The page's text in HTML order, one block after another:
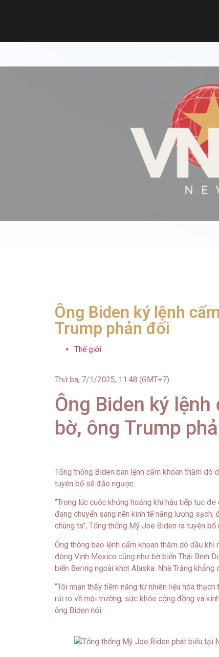
Ông Biden ký lệnh
Trump phản đối
Thế giới
Thứ ba, 7/1/2025, 11:48 (GMT+7)
Ông Biden ký
bờ, ông Trump
Tổng thống Biden ban lệnh cấm khoan thăm dò
tuyên bố sẽ đảo ngược.
“Trong lúc cuộc khủng hoảng khí hậu tiếp tục
đang chuyển sang nền kinh tế năng lượng sạch,
chúng ta”, Tổng thống Mỹ Joe Biden ra tuyên bố
Ông thông báo lệnh cấm khoan thăm dò dầu
đông Vịnh Mexico cũng như bờ biển Thái Bình
biển Bering ngoài khơi Alaska. Nhà Trắng
“Tôi nhận thấy tiềm năng từ nhiên liệu hóa
rủi ro về môi trường, sức khỏe cộng đồng và
ông Biden nói.